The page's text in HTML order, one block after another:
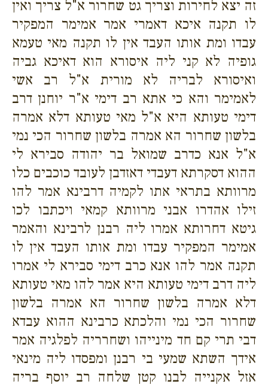
זה יצא לחירות וצריך גט שחרור א"ל צריך ואין
לו תקנה איכא דאמרי אמר אמימר המפקיר
עבדו ומת אותו העבד אין לו תקנה מאי טעמא
גופיה לא קני ליה איסורא הוא דאיכא גביה
ואיסורא לבריה לא מורית א"ל רב אשי
לאמימר והא כי אתא רב דימי א"ר יוחנן דרב
דימי טעותא היא א"ל מאי טעותא דלא אמרה
בלשון שחרור הא אמרה בלשון שחרור הכי נמי
א"ל אנא כדרב שמואל בר יהודה סבירא לי
ההוא דסקרתא דעבדי דאזדבן לעובד כוכבים כלו
מרוותא בתראי אתו לקמיה דרבינא אמר להו
זילו אהדרו אבני מרוותא קמאי ויכתבו לכו
גיטא דחרותא אמרו ליה רבנן לרבינא והאמר
אמימר המפקיר עבדו ומת אותו העבד אין לו
תקנה אמר להו אנא כרב דימי סבירא לי אמרו
ליה דרב דימי טעותא היא אמר להו מאי טעותא
דלא אמרה בלשון שחרור הא אמרה בלשון
שחרור הכי נמי והלכתא כרבינא ההוא עבדא
דבי תרי קם חד מינייהו ושחרריה לפלגיה אמר
אידך השתא שמעי בי רבנן ומפסדו ליה מינאי
אזל אקנייה לבנו קטן שלחה רב יוסף בריה